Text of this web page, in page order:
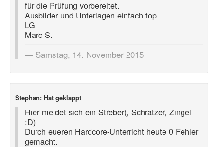
für die Prüfung vorbereitet.
Ausbilder und Unterlagen einfach top.
LG
Marc S.
Samstag, 14. November 2015
Stephan: Hat geklappt
Hier meldet sich ein Streber(, Schrätzer, Zingel
:D)
Durch eueren Hardcore-Unterricht heute 0 Fehler
gemacht.